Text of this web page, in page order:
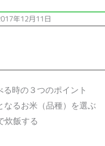
年12月11日
時の３つのポイント
なるお米（品種）を選ぶ
炊飯する